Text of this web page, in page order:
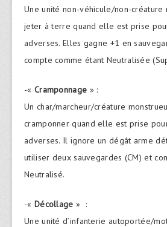
Une unité non-véhicule/non-créature
jeter à terre quand elle est prise
adverses. Elles gagne +1 en
compte comme étant Neutralisée
-« Cramponnage » :
Un char/marcheur/créature
cramponner quand elle est prise
adverses. Il ignore un dégât arme
utiliser deux sauvegardes (CM) et
Neutralisé.
-« Décollage » :
Une unité d’infanterie autoportée/